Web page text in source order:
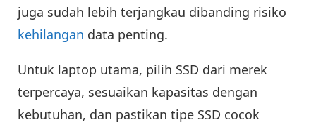
juga sudah lebih terjangkau dibanding risiko
kehilangan data penting.
Untuk laptop utama, pilih SSD dari merek
terpercaya, sesuaikan kapasitas dengan
kebutuhan, dan pastikan tipe SSD cocok